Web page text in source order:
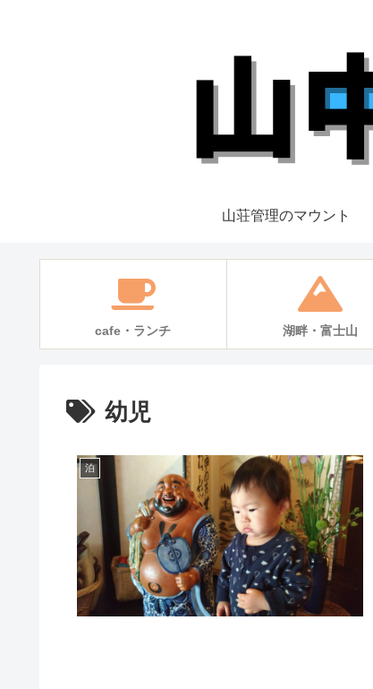
山荘管理のマウント
cafe・ランチ 湖畔・富士山
幼児
泊